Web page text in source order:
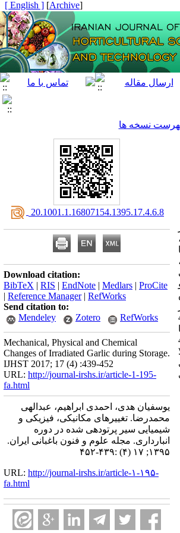
[
Archive
]
[ English ]
نسخه ها
4
به نمونه 75 گری در دمای 4
‎ 20.1001.1.16807154.1395.17.4.6.8
Download citation:
BibTeX | RIS | EndNote | Medlars | ProCite
| Reference Manager| RefWorks
Send citation to:
Mendeley
Zotero RefWorks
Mechanical, Physical and Chemical
Changes of Irradiated Garlic during Storage.
IJHST 2017; 17 (4) :439-452
URL: http://journal-irshs.ir/article-1-195-
fa.html
یوسفیان هدی، احمدی ابراهیم، عبدالهی
محمدرضا. تغییرهای مکانیکی، فیزیکی و
شیمیایی سیر پرتودهی شده در دوره
انبارداری. مجله علوم و فنون باغبانی ایران.
۱۳۹۵; ۱۷ (۴) :۴۳۹-۴۵۲
URL: http://journal-irshs.ir/article-۱-۱۹۵-
fa.html